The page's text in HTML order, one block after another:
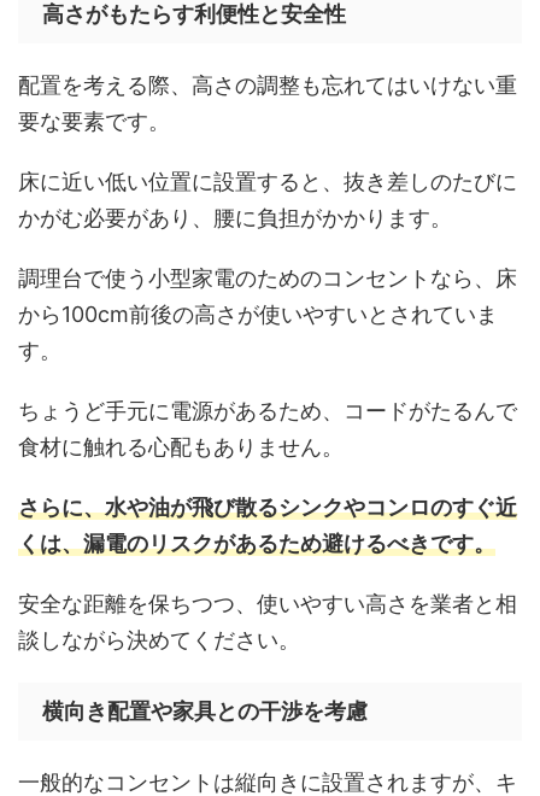
高さがもたらす利便性と安全性
配置を考える際、高さの調整も忘れてはいけない重
要な要素です。
床に近い低い位置に設置すると、抜き差しのたびに
かがむ必要があり、腰に負担がかかります。
調理台で使う小型家電のためのコンセントなら、床
から100cm前後の高さが使いやすいとされていま
す。
ちょうど手元に電源があるため、コードがたるんで
食材に触れる心配もありません。
さらに、水や油が飛び散るシンクやコンロのすぐ近
くは、漏電のリスクがあるため避けるべきです。
安全な距離を保ちつつ、使いやすい高さを業者と相
談しながら決めてください。
横向き配置や家具との干渉を考慮
一般的なコンセントは縦向きに設置されますが、キ